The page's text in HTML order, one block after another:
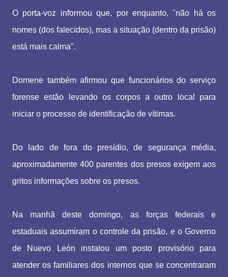
O porta-voz informou que, por enquanto, "não há os
nomes (dos falecidos), mas a situação (dentro da prisão)
está mais calma".
Domene também afirmou que funcionários do serviço
forense estão levando os corpos a outro local para
iniciar o processo de identificação de vítimas.
Do lado de fora do presídio, de segurança média,
aproximadamente 400 parentes dos presos exigem aos
gritos informações sobre os presos.
Na manhã deste domingo, as forças federais e
estaduais assumiram o controle da prisão, e o Governo
de Nuevo León instalou um posto provisório para
atender os familiares dos internos que se concentraram